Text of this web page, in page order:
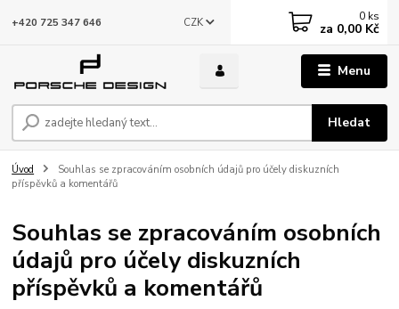
Menu
CZK
Hledat
+420 725 347 646 0 ks
za 0,00 Kč
Úvod
Souhlas se zpracováním osobních údajů pro účely diskuzních
příspěvků a komentářů
Souhlas se zpracováním osobních
údajů pro účely diskuzních
příspěvků a komentářů